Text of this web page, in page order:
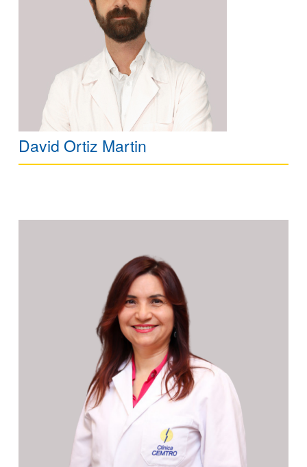
David Ortiz Martin